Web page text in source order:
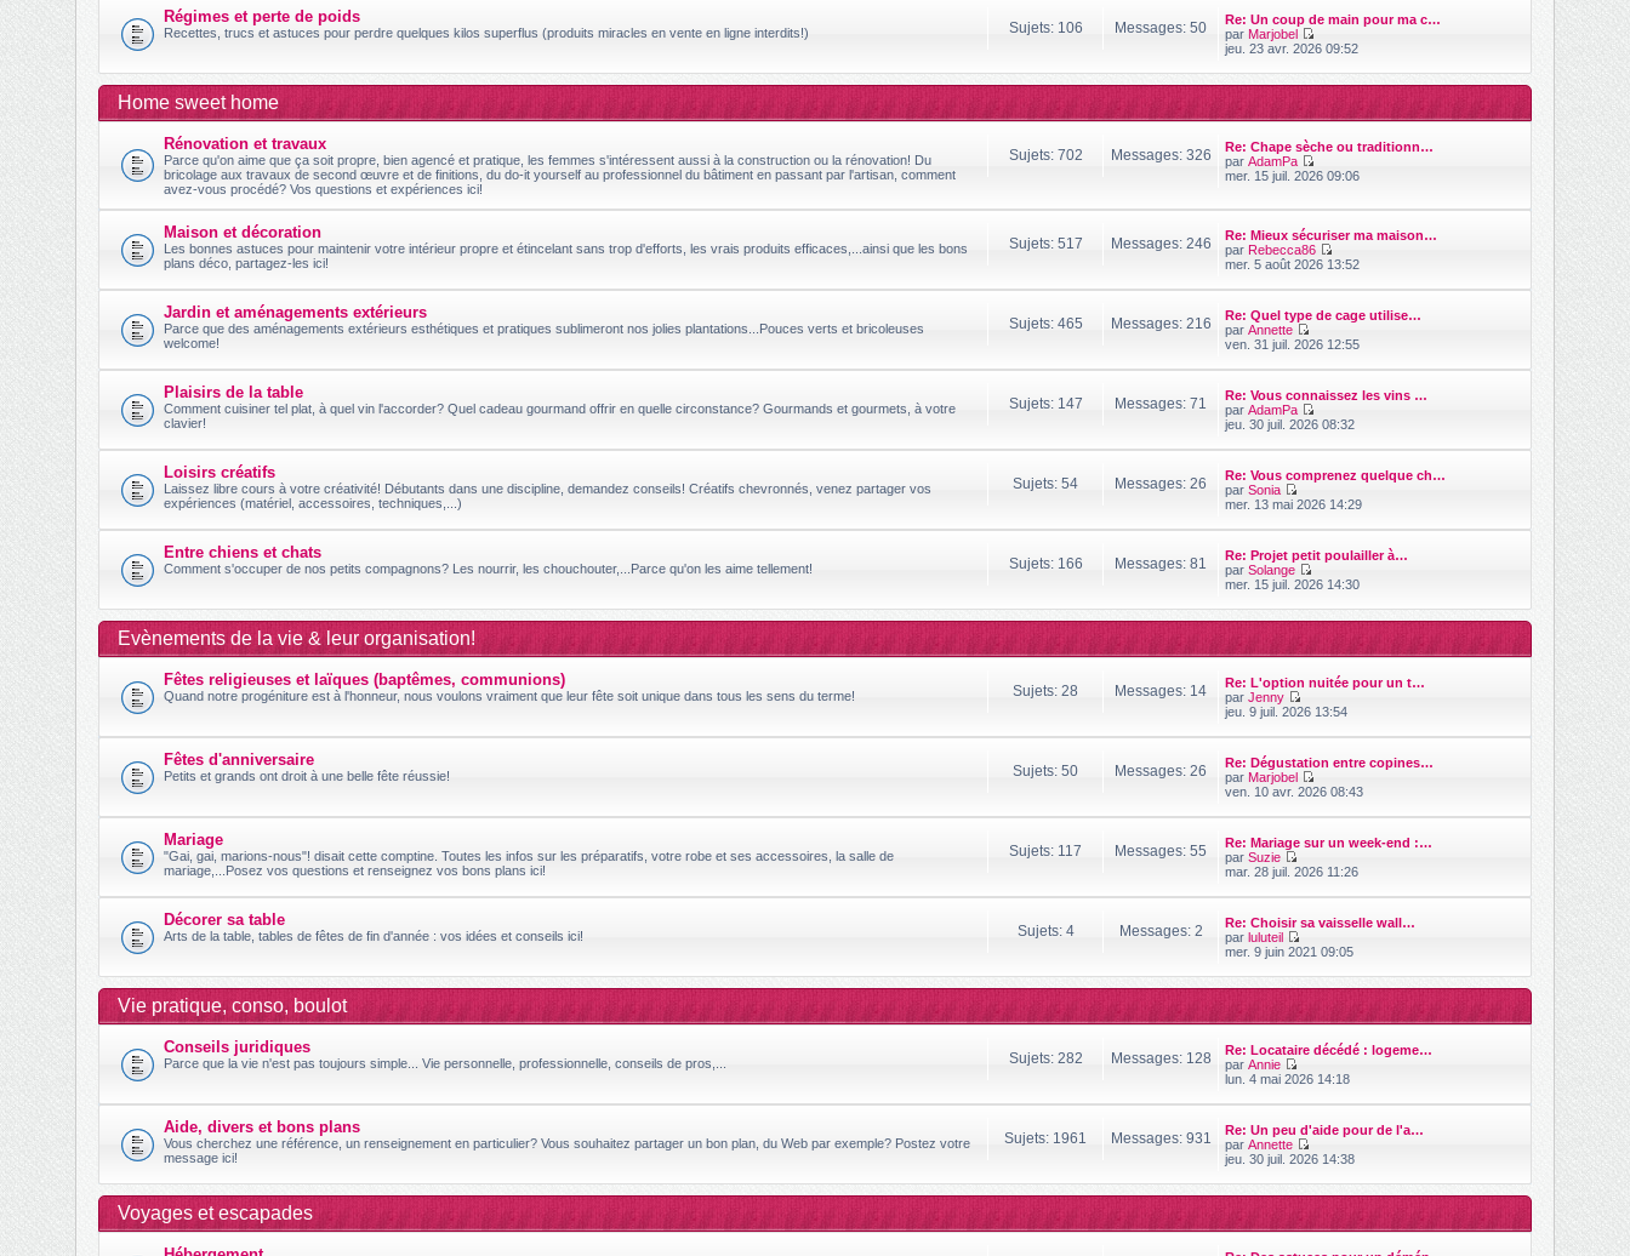
s
s
a
e
n
e
m
e
s
g
l
d
r
e
r
m
e
s
a
e
Régimes et perte de poids
Recettes, trucs et astuces pour perdre quelques kilos superflus (produits miracles en vente en ligne interdits!) Sujets: 106 Messages: 50
Re: Un coup de main pour ma c…
par Marjobel
V
i
r
e
e
n
e
m
e
s
a
g
e
jeu. 23 avr. 2026 09:52
Home sweet home
Rénovation et travaux
Parce qu'on aime que ça soit propre, bien agencé et pratique, les femmes s'intéressent aussi à la construction ou la rénovation! Du
bricolage aux travaux de second œuvre et de finitions, du do-it yourself au professionnel du bâtiment en passant par l'artisan, comment
avez-vous procédé? Vos questions et expériences ici!
Sujets: 702 Messages: 326
Re: Chape sèche ou traditionn…
par AdamPa
V
l
e
d
r
i
r
s
a
e
mer. 15 juil. 2026 09:06
Maison et décoration
Les bonnes astuces pour maintenir votre intérieur propre et étincelant sans trop d'efforts, les vrais produits efficaces,...ainsi que les bons
plans déco, partagez-les ici!
Sujets: 517 Messages: 246
Re: Mieux sécuriser ma maison…
par Rebecca86
V
i
d
n
e
m
s
a
mer. 5 août 2026 13:52
Jardin et aménagements extérieurs
Parce que des aménagements extérieurs esthétiques et pratiques sublimeront nos jolies plantations...Pouces verts et bricoleuses
welcome!
Sujets: 465 Messages: 216
Re: Quel type de cage utilise…
par Annette
V
i
l
e
d
n
e
m
s
s
a
e
ven. 31 juil. 2026 12:55
Plaisirs de la table
Comment cuisiner tel plat, à quel vin l'accorder? Quel cadeau gourmand offrir en quelle circonstance? Gourmands et gourmets, à votre
clavier!
Sujets: 147 Messages: 71
Re: Vous connaissez les vins …
par AdamPa
V
i
l
d
n
e
m
e
s
g
jeu. 30 juil. 2026 08:32
Loisirs créatifs
Laissez libre cours à votre créativité! Débutants dans une discipline, demandez conseils! Créatifs chevronnés, venez partager vos
expériences (matériel, accessoires, techniques,...)
Sujets: 54 Messages: 26
Re: Vous comprenez quelque ch…
par Sonia
V
i
l
e
d
r
e
m
e
s
s
g
mer. 13 mai 2026 14:29
Entre chiens et chats
Comment s'occuper de nos petits compagnons? Les nourrir, les chouchouter,...Parce qu'on les aime tellement! Sujets: 166 Messages: 81
Re: Projet petit poulailler à…
par Solange
V
i
r
e
e
n
e
m
e
s
s
g
mer. 15 juil. 2026 14:30
Evènements de la vie & leur organisation!
Fêtes religieuses et laïques (baptêmes, communions)
Quand notre progéniture est à l'honneur, nous voulons vraiment que leur fête soit unique dans tous les sens du terme! Sujets: 28 Messages: 14
Re: L'option nuitée pour un t…
par Jenny
V
i
l
e
d
n
e
m
s
a
e
jeu. 9 juil. 2026 13:54
Fêtes d'anniversaire
Petits et grands ont droit à une belle fête réussie! Sujets: 50 Messages: 26
Re: Dégustation entre copines…
par Marjobel
V
i
l
d
n
e
m
e
s
g
ven. 10 avr. 2026 08:43
Mariage
"Gai, gai, marions-nous"! disait cette comptine. Toutes les infos sur les préparatifs, votre robe et ses accessoires, la salle de
mariage,...Posez vos questions et renseignez vos bons plans ici!
Sujets: 117 Messages: 55
Re: Mariage sur un week-end :…
par Suzie
V
i
e
d
r
e
m
e
s
s
g
e
mar. 28 juil. 2026 11:26
Décorer sa table
Arts de la table, tables de fêtes de fin d'année : vos idées et conseils ici! Sujets: 4 Messages: 2
Re: Choisir sa vaisselle wall…
par luluteil
V
i
r
e
e
n
e
m
e
s
s
a
e
mer. 9 juin 2021 09:05
Vie pratique, conso, boulot
Conseils juridiques
Parce que la vie n'est pas toujours simple... Vie personnelle, professionnelle, conseils de pros,... Sujets: 282 Messages: 128
Re: Locataire décédé : logeme…
par Annie
V
i
e
d
r
e
lun. 4 mai 2026 14:18
Aide, divers et bons plans
Vous cherchez une référence, un renseignement en particulier? Vous souhaitez partager un bon plan, du Web par exemple? Postez votre
message ici!
Sujets: 1961 Messages: 931
Re: Un peu d'aide pour de l'a…
par Annette
V
i
r
e
jeu. 30 juil. 2026 14:38
Voyages et escapades